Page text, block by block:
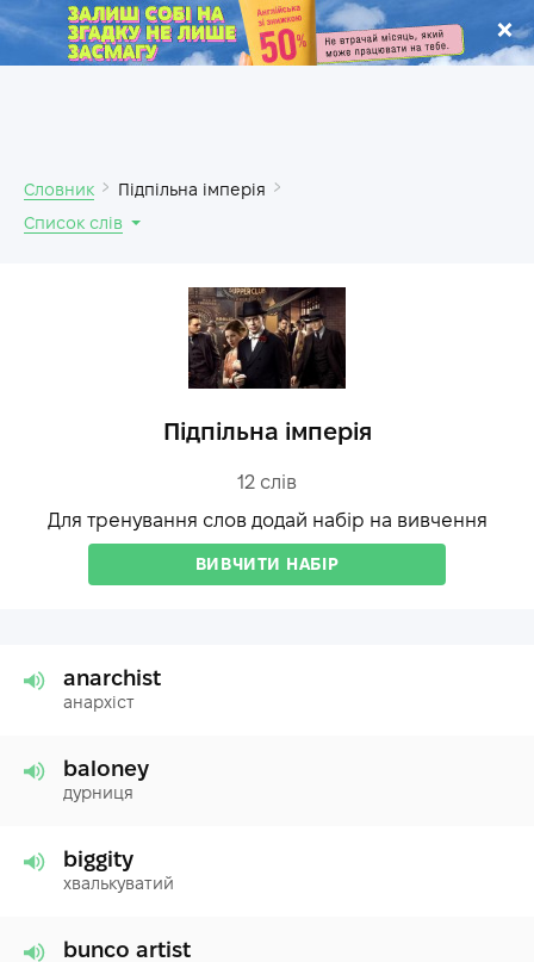
.
Словник
Підпільна імперія
Список слів
Підпільна імперія
12 слів
Для тренування слов додай набір на вивчення
ВИВЧИТИ НАБІР
anarchist
анархіст
baloney
дурниця
biggity
хвалькуватий
bunco artist